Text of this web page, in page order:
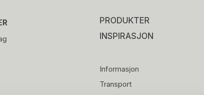
PRODUKTER
INSPIRASJON
Informasjon
Transport